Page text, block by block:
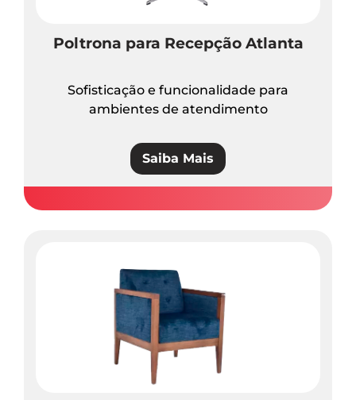
Poltrona para Recepção Atlanta
Sofisticação e funcionalidade para
ambientes de atendimento
Saiba Mais